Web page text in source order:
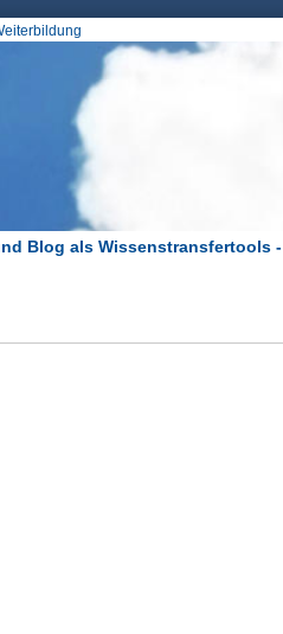
Blog als Wissenstransfertools -